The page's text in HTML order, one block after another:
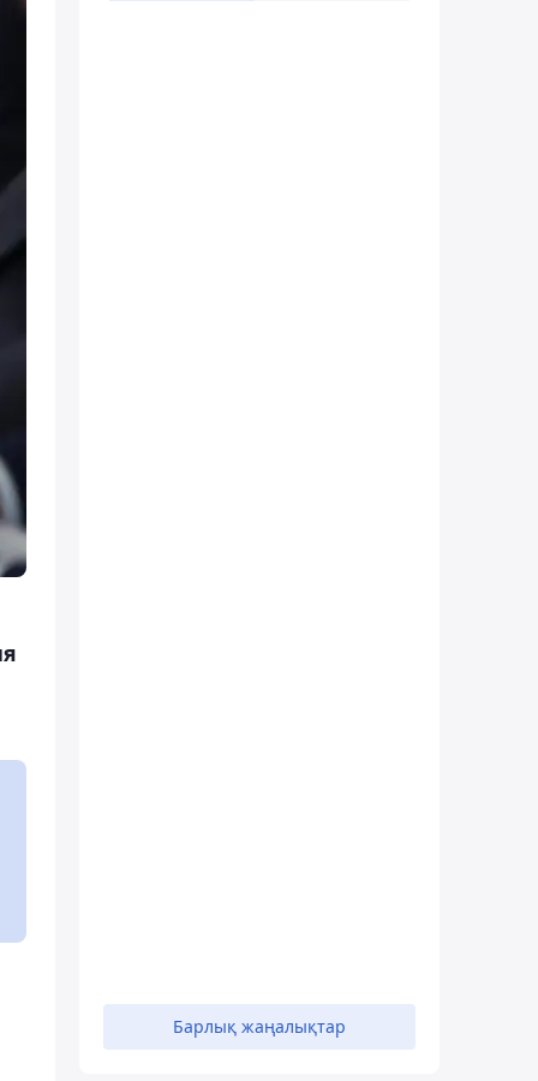
Барлық жаңалықтар